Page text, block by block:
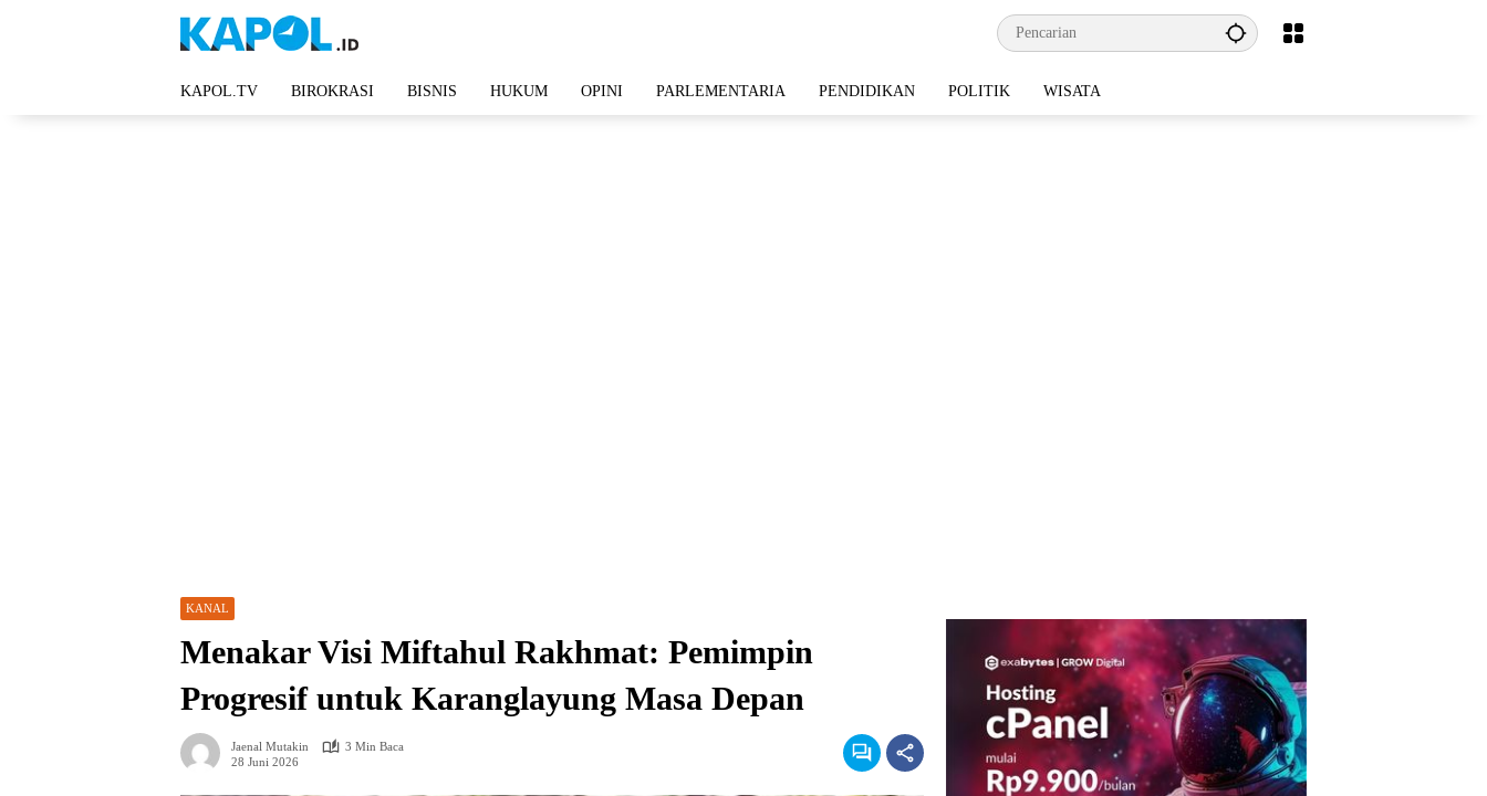
KAPOL.TV BIROKRASI BISNIS HUKUM OPINI PARLEMENTARIA PENDIDIKAN POLITIK WISATA
KANAL
Menakar Visi Miftahul Rakhmat: Pemimpin
Progresif untuk Karanglayung Masa Depan
Jaenal Mutakin
3 Min Baca
28 Juni 2026